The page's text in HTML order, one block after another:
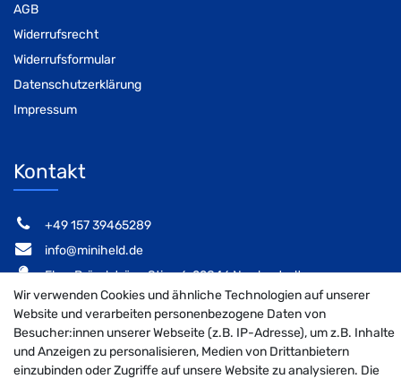
AGB
Widerrufsrecht
Widerrufsformular
Datenschutzerklärung
Impressum
Kontakt
‭+49 157 39465289‬
info@miniheld.de
Elsa-Brändström-Stieg 6, 22846 Norderstedt
MiniHeld B2B auf Facebook
MiniHeld B2B auf Instagram!
MiniHeld B2B auf Pintarest
Wir verwenden Cookies und ähnliche Technologien auf unserer
Website und verarbeiten personenbezogene Daten von
Besucher:innen unserer Webseite (z.B. IP-Adresse), um z.B. Inhalte
und Anzeigen zu personalisieren, Medien von Drittanbietern
einzubinden oder Zugriffe auf unsere Website zu analysieren. Die